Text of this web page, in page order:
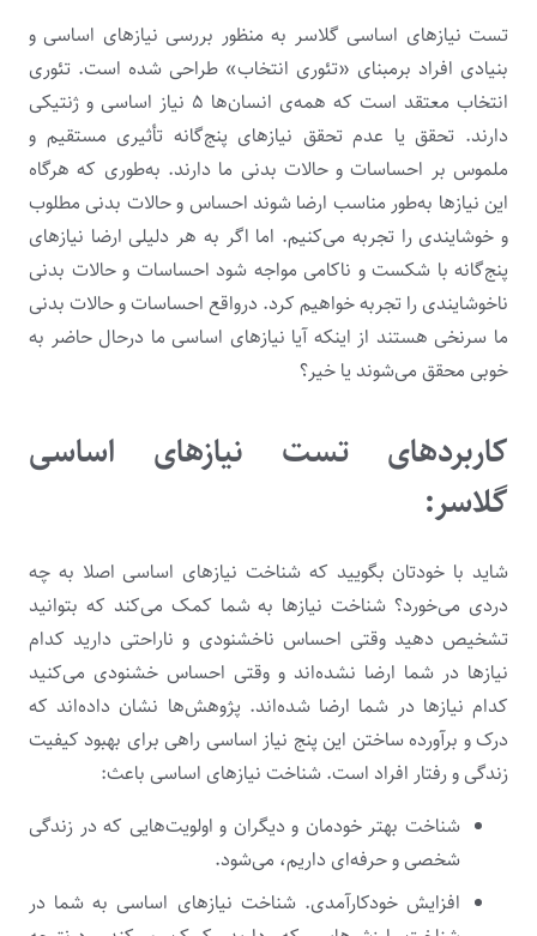
تست نیازهای اساسی گلاسر به منظور بررسی نیازهای اساسی و
بنیادی افراد برمبنای «تئوری انتخاب» طراحی شده است. تئوری
انتخاب معتقد است که همه‌ی انسان‌ها ۵ نیاز اساسی و ژنتیکی
دارند. تحقق یا عدم تحقق نیازهای پنج‌گانه تأثیری مستقیم و
ملموس بر احساسات و حالات بدنی ما دارند. به‌طوری که هرگاه
این نیازها به‌طور مناسب ارضا شوند احساس و حالات بدنی مطلوب
و خوشایندی را تجربه می‌کنیم. اما اگر به هر دلیلی ارضا نیازهای
پنج‌گانه با شکست و ناکامی مواجه شود احساسات و حالات بدنی
ناخوشایندی را تجربه خواهیم کرد. درواقع احساسات و حالات بدنی
ما سرنخی هستند از اینکه آیا نیازهای اساسی ما درحال حاضر به
خوبی محقق می‌شوند یا خیر؟
کاربردهای تست نیازهای اساسی
گلاسر:
شاید با خودتان بگویید که شناخت نیازهای اساسی اصلا به چه
دردی می‌خورد؟ شناخت نیازها به شما کمک می‌کند که بتوانید
تشخیص دهید وقتی احساس ناخشنودی و ناراحتی دارید کدام
نیازها در شما ارضا نشده‌اند و وقتی احساس خشنودی می‌کنید
کدام نیازها در شما ارضا شده‌اند. پژوهش‌ها نشان داده‌اند که
درک و برآورده ساختن این پنج نیاز اساسی راهی برای بهبود کیفیت
زندگی و رفتار افراد است. شناخت نیازهای اساسی باعث:
شناخت بهتر خودمان و دیگران و اولویت‌هایی که در زندگی
شخصی و حرفه‌ای داریم، می‌شود.
افزایش خودکارآمدی. شناخت نیازهای اساسی به شما در